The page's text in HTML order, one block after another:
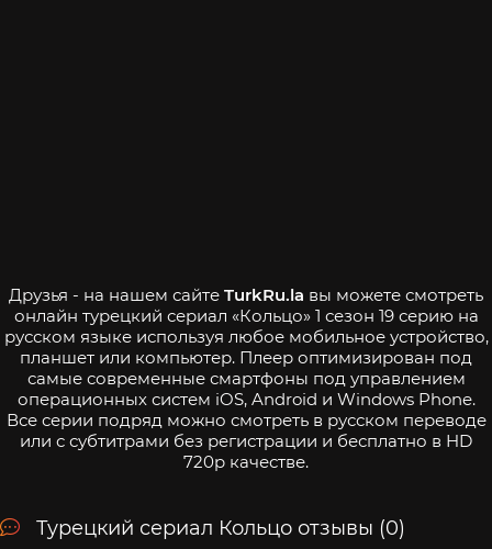
Друзья - на нашем сайте TurkRu.la вы можете смотреть
онлайн турецкий сериал «Кольцо» 1 сезон 19 серию на
русском языке используя любое мобильное устройство,
планшет или компьютер. Плеер оптимизирован под
самые современные смартфоны под управлением
операционных систем iOS, Android и Windows Phone.
Все серии подряд можно смотреть в русском переводе
или с субтитрами без регистрации и бесплатно в HD
720p качестве.
Турецкий сериал Кольцо отзывы (0)